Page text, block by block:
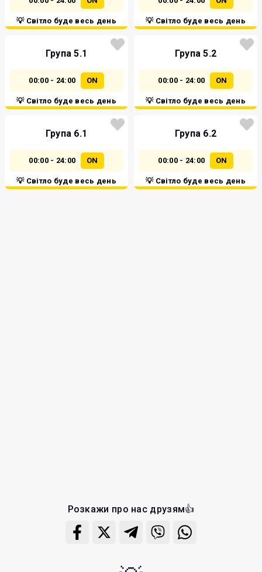
💡 Світло буде весь день 💡 Світло буде весь день
Група 5.1
00:00 - 24:00 ON
💡 Світло буде весь день
Група 5.2
00:00 - 24:00 ON
💡 Світло буде весь день
Група 6.1
00:00 - 24:00 ON
💡 Світло буде весь день
Група 6.2
00:00 - 24:00 ON
💡 Світло буде весь день
Розкажи про нас друзям👍